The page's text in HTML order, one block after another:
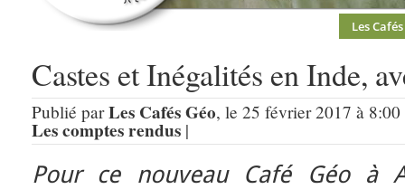
Les Cafés
Castes et Inégalités en Inde,
Publié parLes Cafés Géo, le 25 février 2017 à
Les comptes rendus |
Pour ce nouveau Café Géo à